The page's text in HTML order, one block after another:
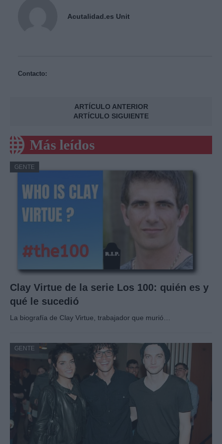
Acutalidad.es Unit
Contacto:
ARTÍCULO ANTERIOR
ARTÍCULO SIGUIENTE
Más leídos
GENTE
Clay Virtue de la serie Los 100: quién es y
qué le sucedió
La biografía de Clay Virtue, trabajador que murió…
GENTE